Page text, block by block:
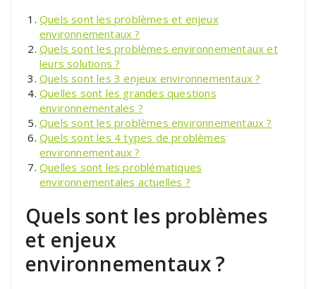
Quels sont les problèmes et enjeux
environnementaux ?
Quels sont les problèmes environnementaux et
leurs solutions ?
Quels sont les 3 enjeux environnementaux ?
Quelles sont les grandes questions
environnementales ?
Quels sont les problèmes environnementaux ?
Quels sont les 4 types de problèmes
environnementaux ?
Quelles sont les problématiques
environnementales actuelles ?
Quels sont les problèmes
et enjeux
environnementaux ?